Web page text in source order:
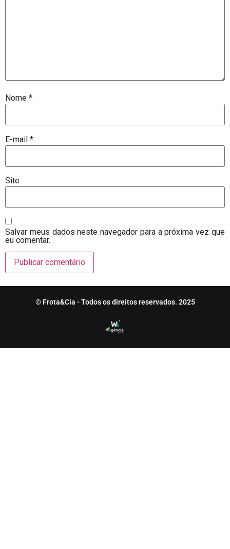
Nome *
E-mail *
Site
Salvar meus dados neste navegador para a próxima vez que
eu comentar.
© Frota&Cia - Todos os direitos reservados. 2025